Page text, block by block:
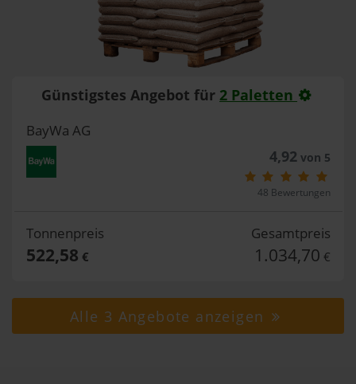
Günstigstes Angebot für 2 Paletten
BayWa AG
4,92von 5
48 Bewertungen
Tonnenpreis
522,58 €
Gesamtpreis
1.034,70 €
Alle 3 Angebote anzeigen